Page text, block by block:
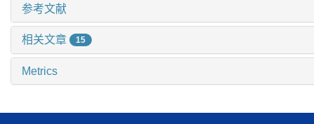
参考文献
相关文章 15
Metrics